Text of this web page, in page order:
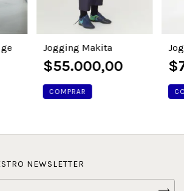
Jogging Makita
$55.000,00
COMPRAR
NEWSLETTER